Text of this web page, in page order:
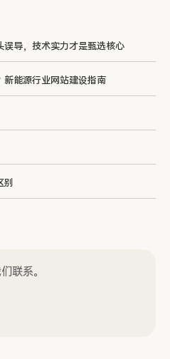
导，技术实力才是甄选核心
新能源行业网站建设指南
别
联系。